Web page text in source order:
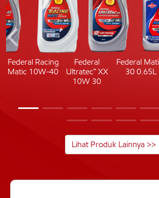
Federal Racing
Matic 10W-40
Federal
Ultratec™ XX
10W 30
Federal
30 0.65L
Lihat Produk Lainnya >>